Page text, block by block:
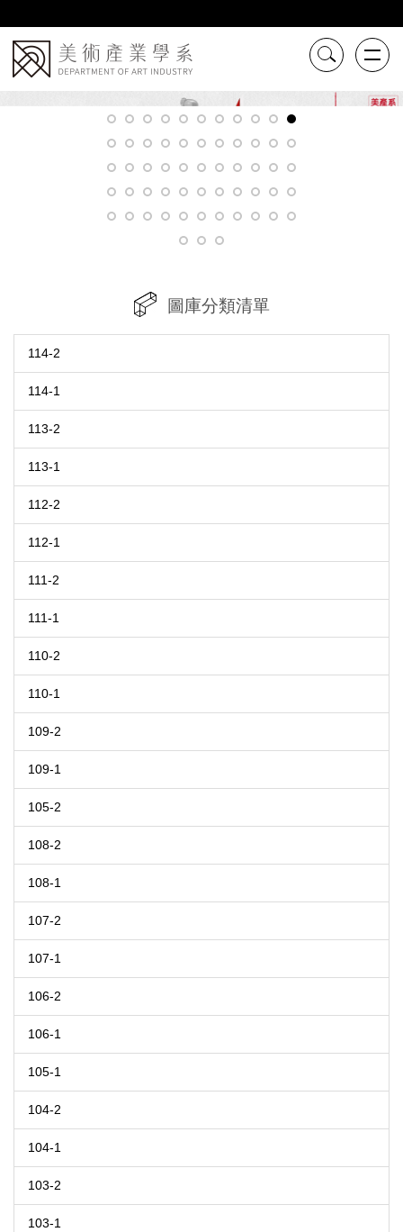
到
主
要
內
容
圖庫分類清單
114-2
114-1
113-2
113-1
112-2
112-1
111-2
111-1
110-2
110-1
109-2
109-1
105-2
108-2
108-1
107-2
107-1
106-2
106-1
105-1
104-2
104-1
103-2
103-1